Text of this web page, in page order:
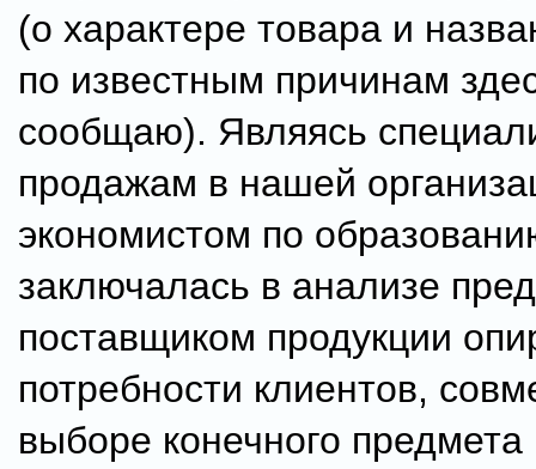
(о характере товара и
по известным причинам
сообщаю). Являясь
продажам в нашей
экономистом по
заключалась в анализе
поставщиком продукции
потребности клиентов,
выборе конечного предмета